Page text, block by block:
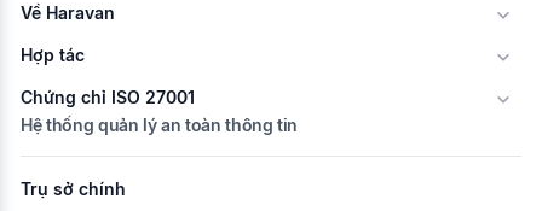
Về Haravan
Hợp tác
Chứng chỉ ISO 27001
Hệ thống quản lý an toàn thông tin
Trụ sở chính